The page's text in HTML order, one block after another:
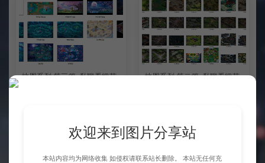
地图系列 第三篇-私聊看细节 地图系列 第二篇-私聊看细节
千城
欢迎来到图片分享站
本站内容均为网络收集 如侵权请联系站长删除。 本站无任何充